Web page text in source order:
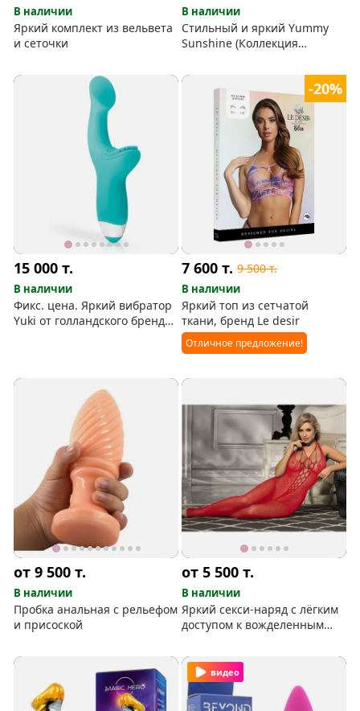
В наличии
Яркий комплект из вельвета
и сеточки
В наличии
Стильный и яркий Yummy
Sunshine (Коллекция
15 000т.
В наличии
Фикс. цена. Яркий вибратор
Yuki от голландского бренда
-20%
7 600т. 9 500т.
В наличии
Яркий топ из сетчатой
ткани, бренд Le desir
Отличное предложение!
от 9 500т.
В наличии
Пробка анальная с рельефом
и присоской
от 5 500т.
В наличии
Яркий секси-наряд с лёгким
доступом к вожделенным
видео